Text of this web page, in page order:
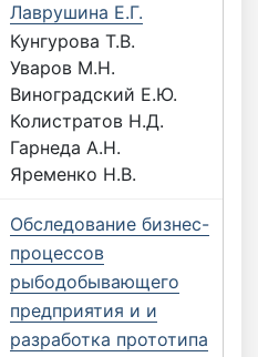
Лаврушина Е.Г.
Кунгурова Т.В.
Уваров М.Н.
Виноградский Е.Ю.
Колистратов Н.Д.
Гарнеда А.Н.
Яременко Н.В.
Обследование бизнес-
процессов
рыбодобывающего
предприятия и и
разработка прототипа